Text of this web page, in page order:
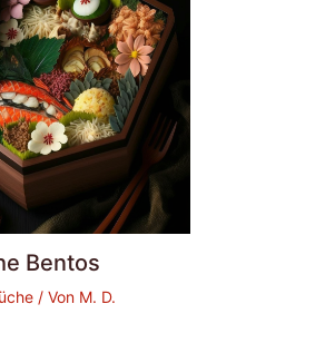
Bentos
/ Von M. D.